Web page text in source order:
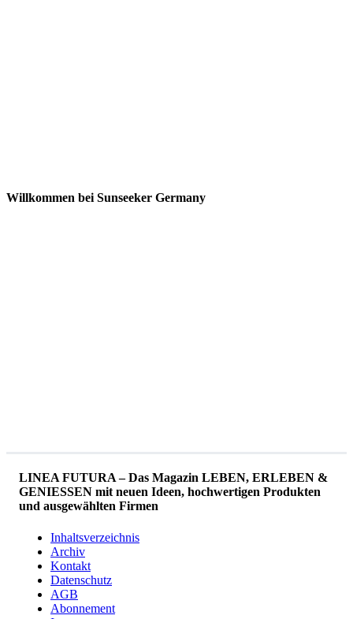
Willkommen bei Sunseeker Germany
LINEA FUTURA – Das Magazin LEBEN, ERLEBEN &
GENIESSEN mit neuen Ideen, hochwertigen Produkten
und ausgewählten Firmen
Inhaltsverzeichnis
Archiv
Kontakt
Datenschutz
AGB
Abonnement